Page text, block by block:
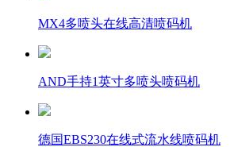
MX4多喷头在线高清喷码机
AND手持1英寸多喷头喷码机
德国EBS230在线式流水线喷码机